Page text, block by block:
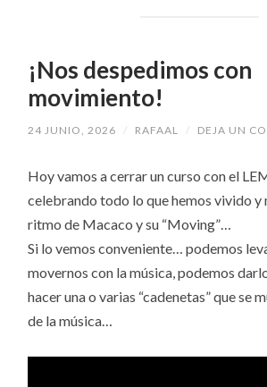
¡Nos despedimos con
movimiento!
24 JUNIO, 2026 / RAFAAL / DEJA UN
Hoy vamos a cerrar un curso con el
celebrando todo lo que hemos vivido y
ritmo de Macaco y su “Moving”…
Si lo vemos conveniente… podemos
movernos con la música, podemos
hacer una o varias “cadenetas” que se
de la música…